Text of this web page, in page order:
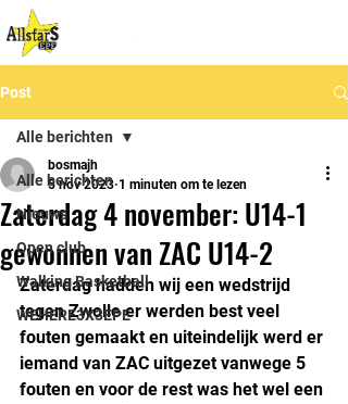
Post
Alle berichten
Nieuws
Open club
Walking Basketball
WEHERE3X3EPE
Alle berichten
Zaterdag 4 november: U14-1
gewonnen van ZAC U14-2
bosmajh
5 nov 2023 1 minuten om te lezen
Zaterdag hadden wij een wedstrijd
tegen Zwolle er werden best veel
fouten gemaakt en uiteindelijk werd er
iemand van ZAC uitgezet vanwege 5
fouten en voor de rest was het wel een